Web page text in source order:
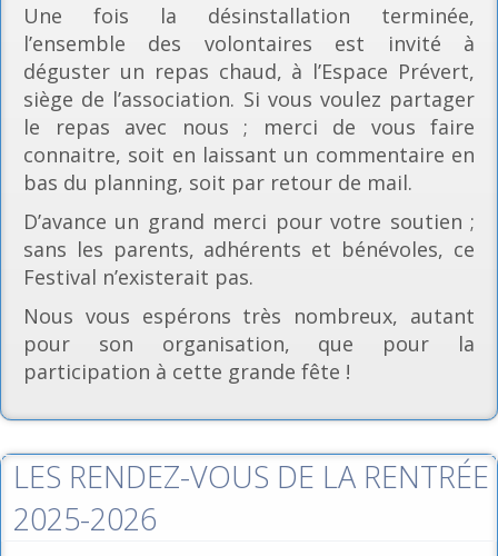
Une fois la désinstallation terminée,
l’ensemble des volontaires est invité à
déguster un repas chaud, à l’Espace Prévert,
siège de l’association. Si vous voulez partager
le repas avec nous ; merci de vous faire
connaitre, soit en laissant un commentaire en
bas du planning, soit par retour de mail.
D’avance un grand merci pour votre soutien ;
sans les parents, adhérents et bénévoles, ce
Festival n’existerait pas.
Nous vous espérons très nombreux, autant
pour son organisation, que pour la
participation à cette grande fête !
LES RENDEZ-VOUS DE LA RENTRÉE
2025-2026